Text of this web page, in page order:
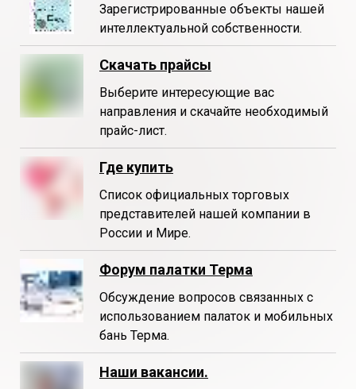
Зарегистрированные объекты нашей
интеллектуальной собственности.
Скачать прайсы
Выберите интересующие вас
направления и скачайте необходимый
прайс-лист.
Где купить
Список официальных торговых
представителей нашей компании в
России и Мире.
Форум палатки Терма
Обсуждение вопросов связанных с
использованием палаток и мобильных
бань Терма.
Наши вакансии.